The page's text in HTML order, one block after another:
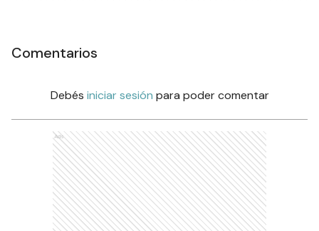
Comentarios
Debés iniciar sesión para poder comentar
Ads